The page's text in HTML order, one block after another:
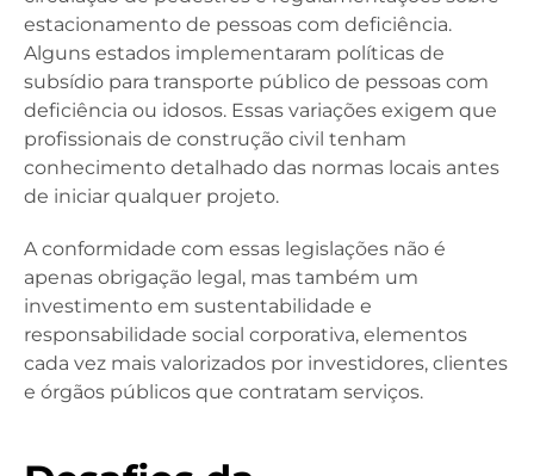
estacionamento de pessoas com deficiência.
Alguns estados implementaram políticas de
subsídio para transporte público de pessoas com
deficiência ou idosos. Essas variações exigem que
profissionais de construção civil tenham
conhecimento detalhado das normas locais antes
de iniciar qualquer projeto.
A conformidade com essas legislações não é
apenas obrigação legal, mas também um
investimento em sustentabilidade e
responsabilidade social corporativa, elementos
cada vez mais valorizados por investidores, clientes
e órgãos públicos que contratam serviços.